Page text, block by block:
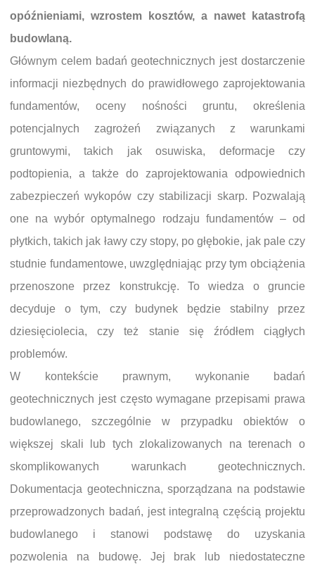
opóźnieniami, wzrostem kosztów, a nawet katastrofą
budowlaną.
Głównym celem badań geotechnicznych jest dostarczenie
informacji niezbędnych do prawidłowego zaprojektowania
fundamentów, oceny nośności gruntu, określenia
potencjalnych zagrożeń związanych z warunkami
gruntowymi, takich jak osuwiska, deformacje czy
podtopienia, a także do zaprojektowania odpowiednich
zabezpieczeń wykopów czy stabilizacji skarp. Pozwalają
one na wybór optymalnego rodzaju fundamentów – od
płytkich, takich jak ławy czy stopy, po głębokie, jak pale czy
studnie fundamentowe, uwzględniając przy tym obciążenia
przenoszone przez konstrukcję. To wiedza o gruncie
decyduje o tym, czy budynek będzie stabilny przez
dziesięciolecia, czy też stanie się źródłem ciągłych
problemów.
W kontekście prawnym, wykonanie badań
geotechnicznych jest często wymagane przepisami prawa
budowlanego, szczególnie w przypadku obiektów o
większej skali lub tych zlokalizowanych na terenach o
skomplikowanych warunkach geotechnicznych.
Dokumentacja geotechniczna, sporządzana na podstawie
przeprowadzonych badań, jest integralną częścią projektu
budowlanego i stanowi podstawę do uzyskania
pozwolenia na budowę. Jej brak lub niedostateczne